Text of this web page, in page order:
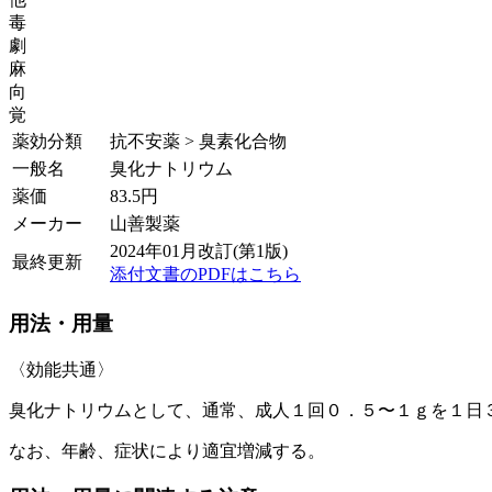
毒
劇
麻
向
覚
薬効分類
抗不安薬 > 臭素化合物
一般名
臭化ナトリウム
薬価
83.5円
メーカー
山善製薬
最終更新
2024年01月改訂(第1版)
添付文書のPDFはこちら
用法・用量
〈効能共通〉
臭化ナトリウムとして、通常、成人１回０．５〜１ｇを１日
なお、年齢、症状により適宜増減する。